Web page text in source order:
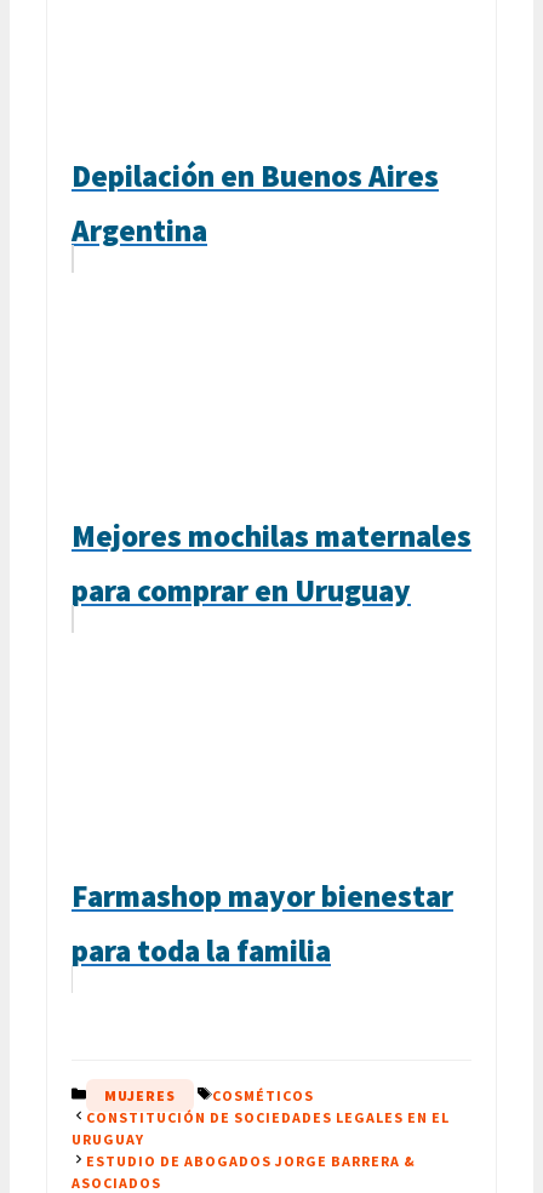
Depilación en Buenos Aires
Argentina
Mejores mochilas maternales
para comprar en Uruguay
Farmashop mayor bienestar
para toda la familia
CATEGORÍAS
MUJERES ETIQUETAS
COSMÉTICOS
CONSTITUCIÓN DE SOCIEDADES LEGALES EN EL
URUGUAY
ESTUDIO DE ABOGADOS JORGE BARRERA &
ASOCIADOS